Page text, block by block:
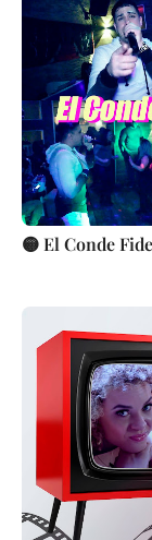
🟡 El Conde